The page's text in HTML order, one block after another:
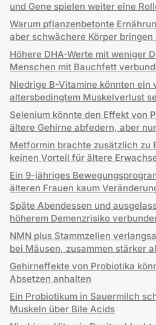
und Gene spielen weiter eine
Warum pflanzenbetonte
aber schwächere Körper bringen
Höhere DHA-Werte mit weniger
Menschen mit Bauchfett
Niedrige B-Vitamine könnten ein
altersbedingtem Muskelverlust
Selenium könnte den Effekt von
ältere Gehirne abfedern, aber
Metformin brachte zusätzlich zu
keinen Vorteil für ältere
Ein 9-jähriges
älteren Frauen kaum
Späte Abendessen und
höherem Demenzrisiko
NMN plus Stammzellen
bei Mäusen, zusammen stärker
Gehirneffekte von Probiotika
Absetzen anhalten
Ein Probiotikum in Sauermilch
Muskeln über Bile Acids